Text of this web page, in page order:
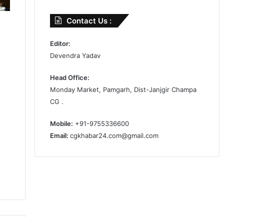
Contact Us :
Editor:
Devendra Yadav
Head Office:
Monday Market, Pamgarh, Dist-Janjgir Champa
CG .
Mobile: +91-9755336600
Email:cgkhabar24.com@gmail.com